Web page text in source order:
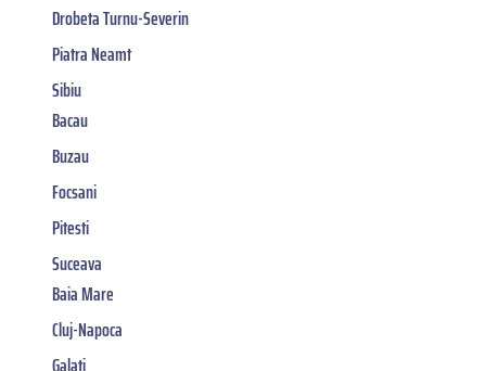
Drobeta Turnu-Severin
Piatra Neamt
Sibiu
Bacau
Buzau
Focsani
Pitesti
Suceava
Baia Mare
Cluj-Napoca